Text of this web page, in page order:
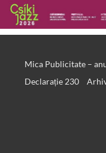
Mica Publicitate –
Declarație 230